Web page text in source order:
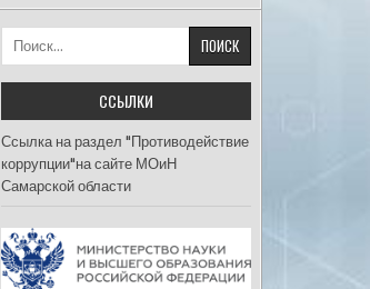
Найти:
ССЫЛКИ
Ссылка на раздел "Противодействие
коррупции"на сайте МОиН
Самарской области